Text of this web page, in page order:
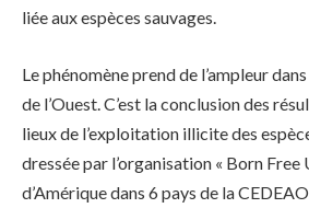
liée aux espèces sauvages.
Le phénomène prend de l’ampleur
de l’Ouest. C’est la conclusion des
lieux de l’exploitation illicite des
dressée par l’organisation « Born Free
d’Amérique dans 6 pays de la